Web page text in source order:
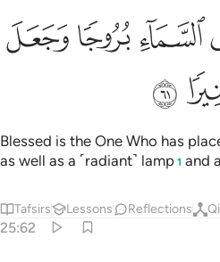
فيها سراجا وقمرا منيرا ٦١
وَجَعَلَ فِيهَا سِرَٰجًۭا وَقَمَرًۭاﲌ ﲍﲎ
ﲓ
Blessed is the One Who has
as well as a ˹radiant˺ lamp 1 and
Tafsirs Lessons Reflections
25:62